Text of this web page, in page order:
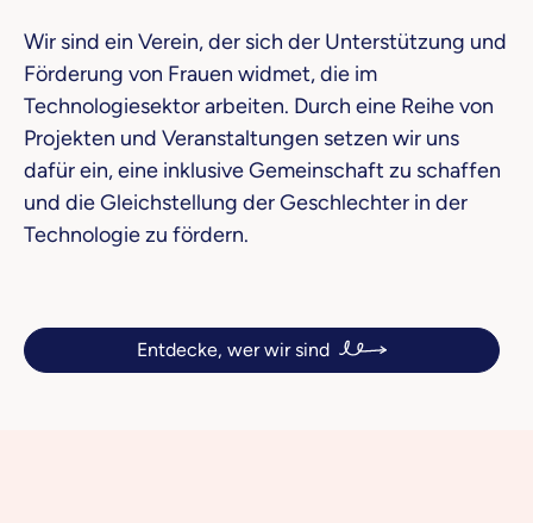
Wir sind ein Verein, der sich der Unterstützung und
Förderung von Frauen widmet, die im
Technologiesektor arbeiten. Durch eine Reihe von
Projekten und Veranstaltungen setzen wir uns
dafür ein, eine inklusive Gemeinschaft zu schaffen
und die Gleichstellung der Geschlechter in der
Technologie zu fördern.
Entdecke, wer wir sind